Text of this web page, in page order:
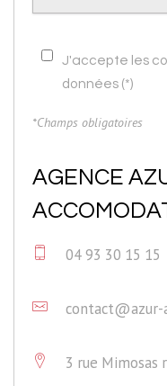
J'accepte les
données (*)
*Champs obligatoires
AGENCE
04 93 30 15 15
3 rue Mimosas